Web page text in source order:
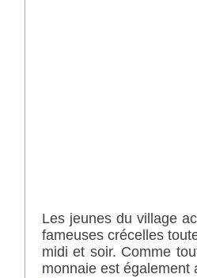
Les jeunes du village
fameuses crécelles
midi et soir. Comme
monnaie est également